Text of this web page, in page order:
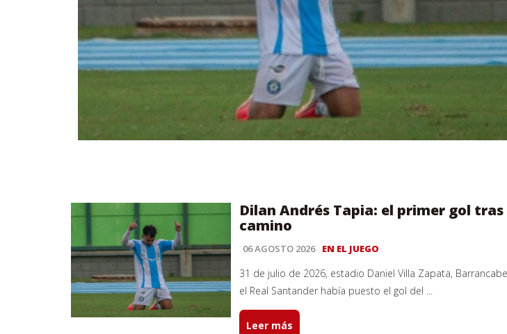
Dilan Andrés Tapia: el primer gol
camino
06 AGOSTO 2026 EN EL JUEGO
31 de julio de 2026, estadio Daniel Villa Zapata,
el Real Santander había puesto el gol del ...
Leer más